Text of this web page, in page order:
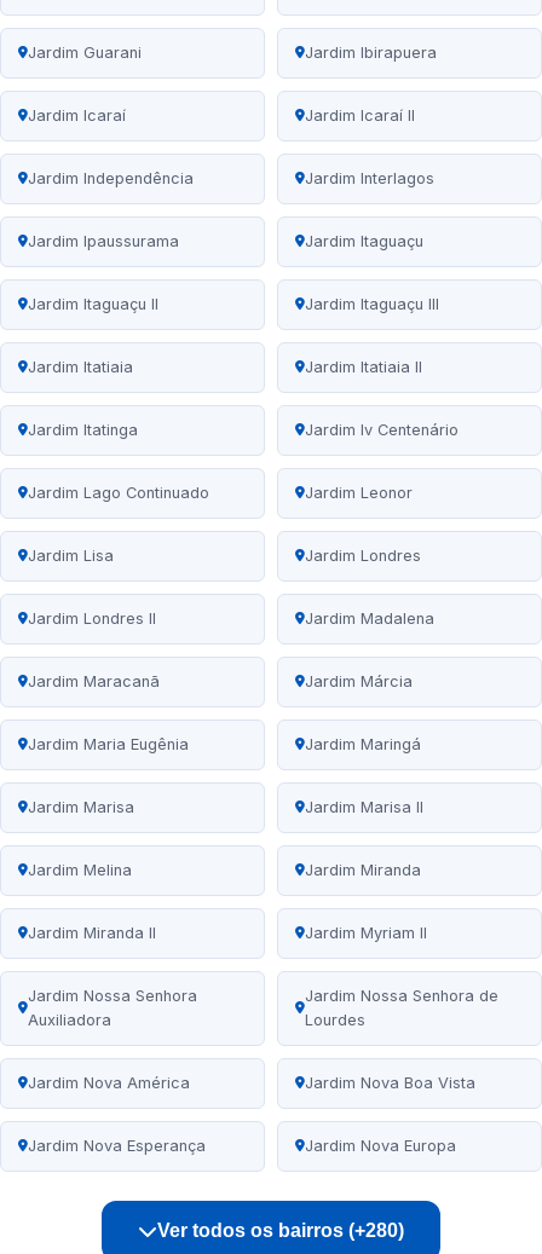
Jardim Guarani Jardim Ibirapuera
Jardim Icaraí Jardim Icaraí II
Jardim Independência Jardim Interlagos
Jardim Ipaussurama Jardim Itaguaçu
Jardim Itaguaçu II Jardim Itaguaçu III
Jardim Itatiaia Jardim Itatiaia II
Jardim Itatinga Jardim Iv Centenário
Jardim Lago Continuado Jardim Leonor
Jardim Lisa Jardim Londres
Jardim Londres II Jardim Madalena
Jardim Maracanã Jardim Márcia
Jardim Maria Eugênia Jardim Maringá
Jardim Marisa Jardim Marisa II
Jardim Melina Jardim Miranda
Jardim Miranda II Jardim Myriam II
Jardim Nossa Senhora
Auxiliadora
Jardim Nossa Senhora de
Lourdes
Jardim Nova América Jardim Nova Boa Vista
Jardim Nova Esperança Jardim Nova Europa
Ver todos os bairros (+280)